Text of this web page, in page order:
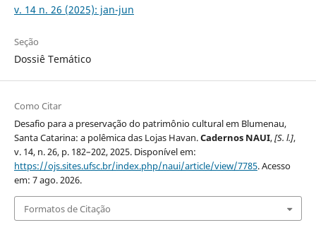
v. 14 n. 26 (2025): jan-jun
Seção
Dossiê Temático
Como Citar
Desafio para a preservação do patrimônio cultural em Blumenau,
Santa Catarina: a polêmica das Lojas Havan.Cadernos NAUI,[S. l.],
v. 14, n. 26, p. 182–202, 2025. Disponível em:
https://ojs.sites.ufsc.br/index.php/naui/article/view/7785. Acesso
em: 7 ago. 2026.
Formatos de Citação